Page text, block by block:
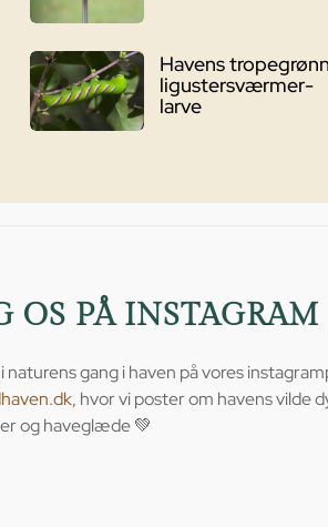
Havens
ligustersværmer-
larve
OS PÅ INSTAGRAM
naturens gang i haven på vores
, hvor vi poster om havens vilde
og haveglæde 💚